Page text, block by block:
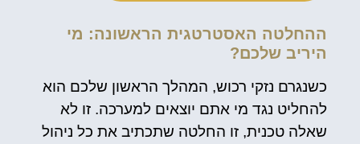
ההחלטה האסטרטגית הראשונה: מי
היריב שלכם?
כשנגרם נזקי רכוש, המהלך הראשון שלכם הוא
להחליט נגד מי אתם יוצאים למערכה. זו לא
שאלה טכנית, זו החלטה שתכתיב את כל ניהול